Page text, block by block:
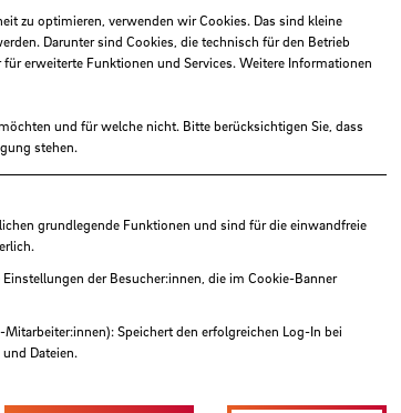
gelassener durch den
zu optimieren, verwenden wir Cookies. Das sind kleine
Darunter sind Cookies, die technisch für den Betrieb
erweiterte Funktionen und Services. Weitere Informationen
und für welche nicht. Bitte berücksichtigen Sie, dass
stehen.
grundlegende Funktionen und sind für die einwandfreie
der Besucher:innen, die im Cookie-Banner
Mitarbeiter:innen): Speichert den erfolgreichen Log-In bei
Dateien.